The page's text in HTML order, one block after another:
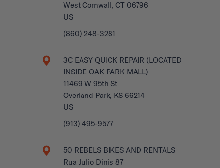
West Cornwall, CT 06796
US
(860) 248-3281
3C EASY QUICK REPAIR (LOCATED
INSIDE OAK PARK MALL)
11469 W 95th St
Overland Park, KS 66214
US
(913) 495-9577
50 REBELS BIKES AND RENTALS
Rua Julio Dinis 87